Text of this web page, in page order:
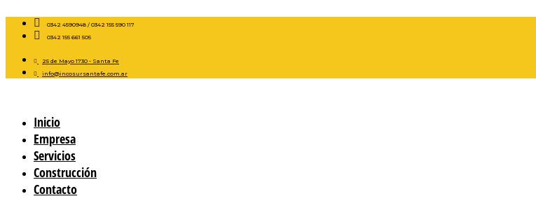
0342 4590948 / 0342 155 590 117
0342 155 661 505
25 de Mayo 1730 - Santa Fe
info@incosursantafe.com.ar
Inicio
Empresa
Servicios
Construcción
Contacto